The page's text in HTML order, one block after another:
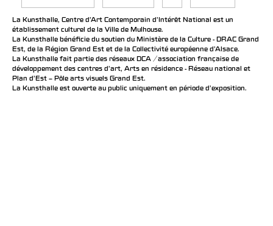
La Kunsthalle, Centre d’Art Contemporain d’Intérêt National est un
établissement culturel de la Ville de Mulhouse.
La Kunsthalle bénéficie du soutien du Ministère de la Culture - DRAC Grand
Est, de la Région Grand Est et de la Collectivité européenne d’Alsace.
La Kunsthalle fait partie des réseaux DCA / association française de
développement des centres d'art, Arts en résidence - Réseau national et
Plan d’Est – Pôle arts visuels Grand Est.
La Kunsthalle est ouverte au public uniquement en période d'exposition.